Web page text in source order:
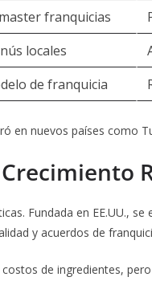
franquicias
locales
de franquicia
en nuevos países como
Crecimiento
Fundada en EE.UU.,
y acuerdos de
de ingredientes,